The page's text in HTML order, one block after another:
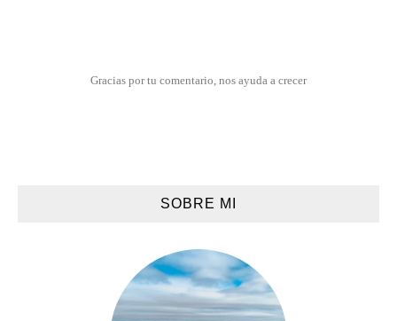
Gracias por tu comentario, nos ayuda a crecer
SOBRE MI